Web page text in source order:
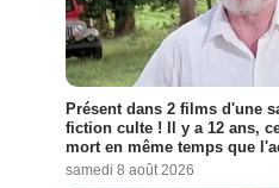
Présent dans 2 films d'une
fiction culte ! Il y a 12 ans,
mort en même temps que
samedi 8 août 2026